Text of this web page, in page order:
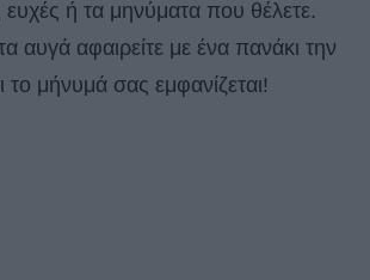
ευχές ή τα μηνύματα που θέλετε.
αυγά αφαιρείτε με ένα πανάκι την
το μήνυμά σας εμφανίζεται!